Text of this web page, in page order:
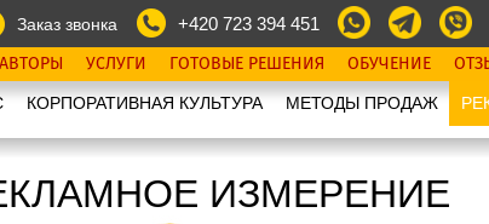
Заказ звонка +420 723 394 451
АВТОРЫ УСЛУГИ ГОТОВЫЕ РЕШЕНИЯ ОБУЧЕНИЕ
КОРПОРАТИВНАЯ КУЛЬТУРА МЕТОДЫ ПРОДАЖ
ИЗМЕРЕНИЕ